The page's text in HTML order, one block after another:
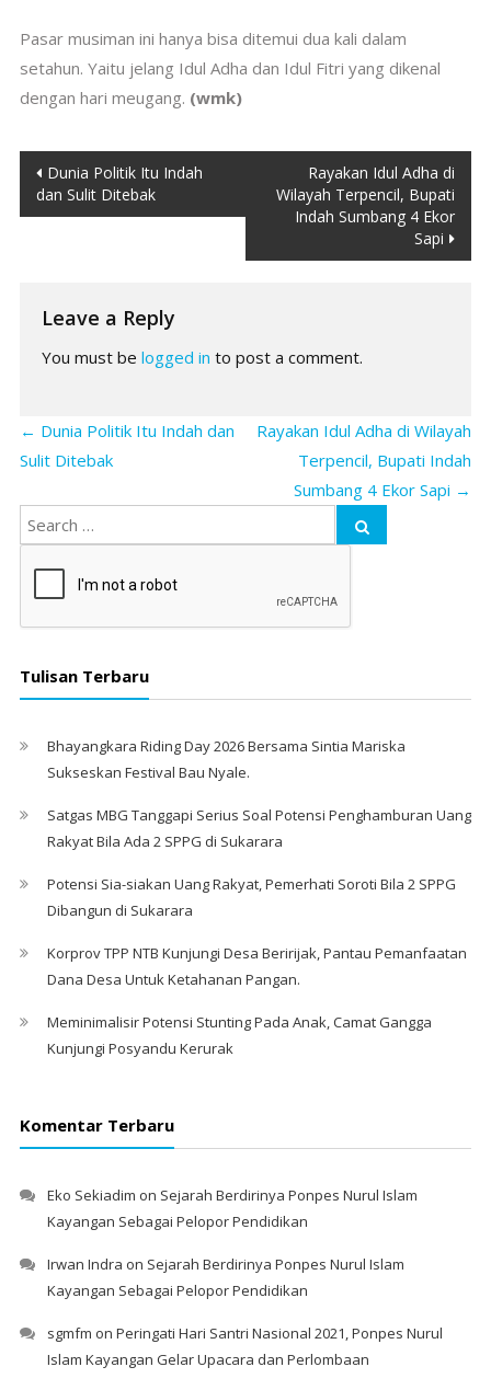
Pasar musiman ini hanya bisa ditemui dua kali dalam
setahun. Yaitu jelang Idul Adha dan Idul Fitri yang dikenal
dengan hari meugang. (wmk)
Post
navigation
Dunia Politik Itu Indah
dan Sulit Ditebak
Rayakan Idul Adha di
Wilayah Terpencil, Bupati
Indah Sumbang 4 Ekor
Sapi
Leave a Reply
You must be logged in to post a comment.
← Dunia Politik Itu Indah dan
Sulit Ditebak
Rayakan Idul Adha di Wilayah
Terpencil, Bupati Indah
Sumbang 4 Ekor Sapi →
Tulisan Terbaru
Bhayangkara Riding Day 2026 Bersama Sintia Mariska
Sukseskan Festival Bau Nyale. ‎
Satgas MBG Tanggapi Serius Soal Potensi Penghamburan Uang
Rakyat Bila Ada 2 SPPG di Sukarara
Potensi Sia-siakan Uang Rakyat, Pemerhati Soroti Bila 2 SPPG
Dibangun di Sukarara
Korprov TPP NTB Kunjungi Desa Beririjak, Pantau Pemanfaatan
Dana Desa Untuk Ketahanan Pangan.
Meminimalisir Potensi Stunting Pada Anak, Camat Gangga
Kunjungi Posyandu Kerurak
Komentar Terbaru
Eko Sekiadim on Sejarah Berdirinya Ponpes Nurul Islam
Kayangan Sebagai Pelopor Pendidikan
Irwan Indra on Sejarah Berdirinya Ponpes Nurul Islam
Kayangan Sebagai Pelopor Pendidikan
sgmfm on Peringati Hari Santri Nasional 2021, Ponpes Nurul
Islam Kayangan Gelar Upacara dan Perlombaan